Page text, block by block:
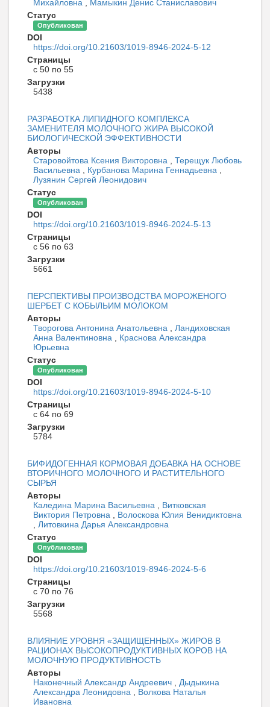
Михайловна
Мамыкин Денис Станиславович
Статус
Опубликован
DOI
https://doi.org/10.21603/1019-8946-2024-5-12
Страницы
с 50 по 55
Загрузки
5438
РАЗРАБОТКА ЛИПИДНОГО КОМПЛЕКСА
ЗАМЕНИТЕЛЯ МОЛОЧНОГО ЖИРА ВЫСОКОЙ
БИОЛОГИЧЕСКОЙ ЭФФЕКТИВНОСТИ
Авторы
Старовойтова Ксения Викторовна
Терещук Любовь
Васильевна
Курбанова Марина Геннадьевна
Лузянин Сергей Леонидович
Статус
Опубликован
DOI
https://doi.org/10.21603/1019-8946-2024-5-13
Страницы
с 56 по 63
Загрузки
5661
ПЕРСПЕКТИВЫ ПРОИЗВОДСТВА МОРОЖЕНОГО
ШЕРБЕТ С КОБЫЛЬИМ МОЛОКОМ
Авторы
Творогова Антонина Анатольевна
Ландиховская
Анна Валентиновна
Краснова Александра
Юрьевна
Статус
Опубликован
DOI
https://doi.org/10.21603/1019-8946-2024-5-10
Страницы
с 64 по 69
Загрузки
5784
БИФИДОГЕННАЯ КОРМОВАЯ ДОБАВКА НА ОСНОВЕ
ВТОРИЧНОГО МОЛОЧНОГО И РАСТИТЕЛЬНОГО
СЫРЬЯ
Авторы
Каледина Марина Васильевна
Витковская
Виктория Петровна
Волоскова Юлия Венидиктовна
Литовкина Дарья Александровна
Статус
Опубликован
DOI
https://doi.org/10.21603/1019-8946-2024-5-6
Страницы
с 70 по 76
Загрузки
5568
ВЛИЯНИЕ УРОВНЯ «ЗАЩИЩЕННЫХ» ЖИРОВ В
РАЦИОНАХ ВЫСОКОПРОДУКТИВНЫХ КОРОВ НА
МОЛОЧНУЮ ПРОДУКТИВНОСТЬ
Авторы
Наконечный Александр Андреевич
Дыдыкина
Александра Леонидовна
Волкова Наталья
Ивановна